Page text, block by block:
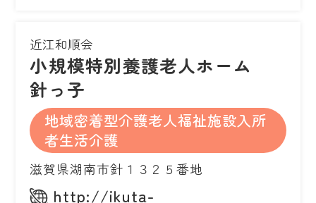
近江和順会
小規模特別養護老人ホーム
針っ子
地域密着型介護老人福祉施設入所
者生活介護
滋賀県湖南市針１３２５番地
http://ikuta-